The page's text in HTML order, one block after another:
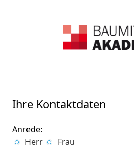
Ihre Kontaktdaten
Anrede:
Herr
Frau